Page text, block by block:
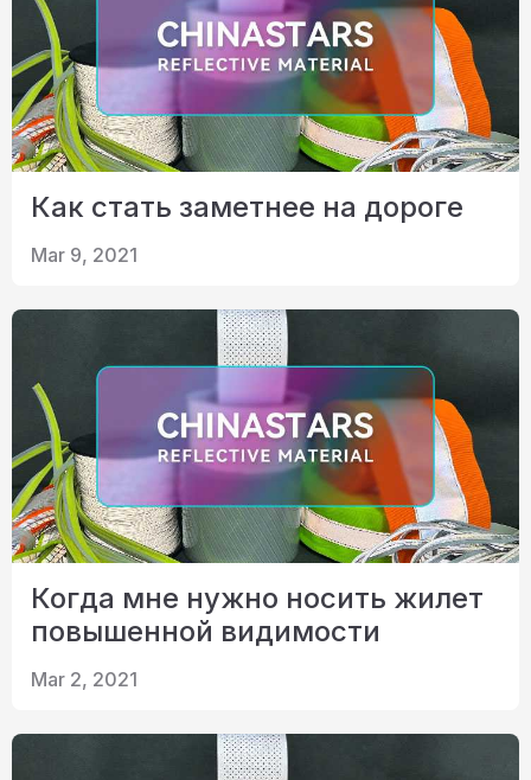
Как стать заметнее на дороге
Mar 9, 2021
Когда мне нужно носить жилет
повышенной видимости
Mar 2, 2021